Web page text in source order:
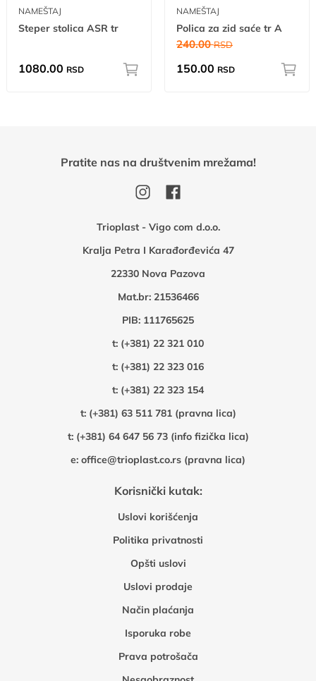
NAMEŠTAJ
Steper stolica ASR tr
1080.00 RSD
NAMEŠTAJ
Polica za zid saće tr A
240.00RSD
150.00 RSD
Trioplast - Vigo com d.o.o.
Kralja Petra I Karađorđevića 47
22330 Nova Pazova
Mat.br: 21536466
PIB: 111765625
t: (+381) 22 321 010
t: (+381) 22 323 016
t: (+381) 22 323 154
t: (+381) 63 511 781 (pravna lica)
t: (+381) 64 647 56 73 (info fizička lica)
e: office@trioplast.co.rs (pravna lica)
Korisnički kutak:
Uslovi korišćenja
Politika privatnosti
Opšti uslovi
Uslovi prodaje
Način plaćanja
Isporuka robe
Prava potrošača
Pratite nas na društvenim mrežama!